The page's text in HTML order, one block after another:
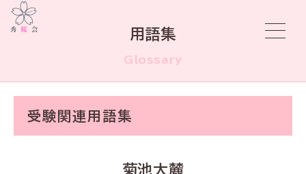
用語集
Glossary
受験関連用語集
菊池大麓